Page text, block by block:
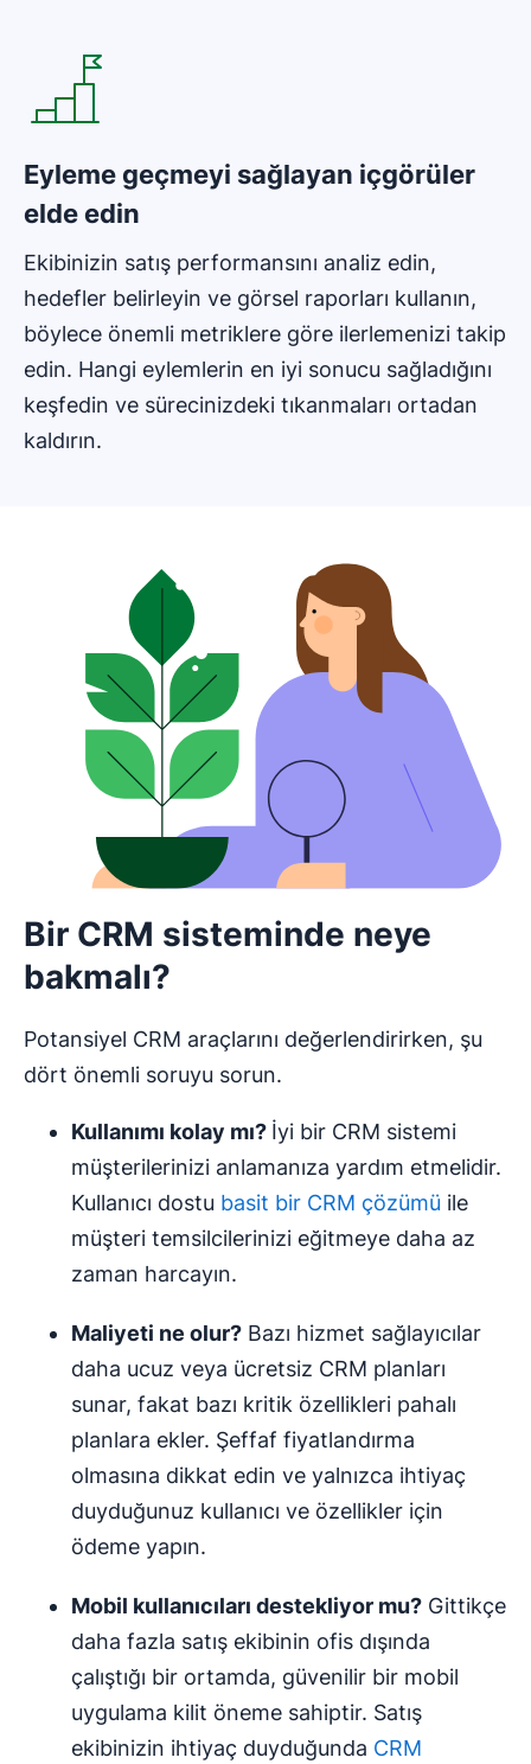
Eyleme geçmeyi sağlayan içgörüler
elde edin
Ekibinizin satış performansını analiz edin,
hedefler belirleyin ve görsel raporları kullanın,
böylece önemli metriklere göre ilerlemenizi takip
edin. Hangi eylemlerin en iyi sonucu sağladığını
keşfedin ve sürecinizdeki tıkanmaları ortadan
kaldırın.
Bir CRM sisteminde neye
bakmalı?
Potansiyel CRM araçlarını değerlendirirken, şu
dört önemli soruyu sorun.
Kullanımı kolay mı? İyi bir CRM sistemi
müşterilerinizi anlamanıza yardım etmelidir.
Kullanıcı dostu basit bir CRM çözümü ile
müşteri temsilcilerinizi eğitmeye daha az
zaman harcayın.
Maliyeti ne olur? Bazı hizmet sağlayıcılar
daha ucuz veya ücretsiz CRM planları
sunar, fakat bazı kritik özellikleri pahalı
planlara ekler. Şeffaf fiyatlandırma
olmasına dikkat edin ve yalnızca ihtiyaç
duyduğunuz kullanıcı ve özellikler için
ödeme yapın.
Mobil kullanıcıları destekliyor mu? Gittikçe
daha fazla satış ekibinin ofis dışında
çalıştığı bir ortamda, güvenilir bir mobil
uygulama kilit öneme sahiptir. Satış
ekibinizin ihtiyaç duyduğunda CRM